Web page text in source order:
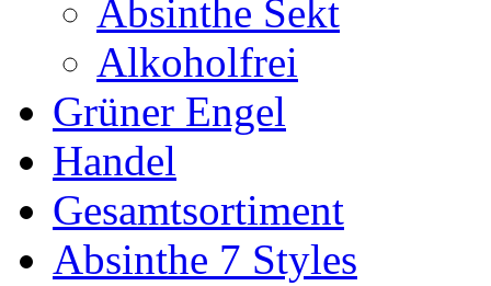
Absinthe Sekt
Alkoholfrei
Grüner Engel
Handel
Gesamtsortiment
Absinthe 7 Styles